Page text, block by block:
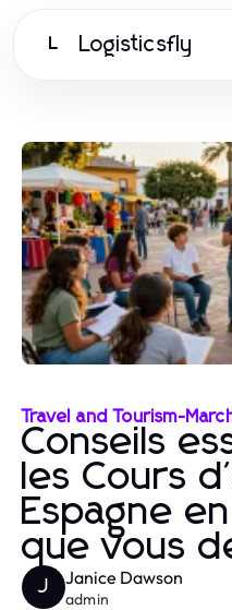
L Logisticsfly
Travel and Tourism-
Conseils
les Cours
Espagne
que vous
J Janice Dawson
admin